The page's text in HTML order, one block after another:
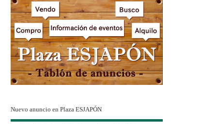
Nuevo anuncio en Plaza ESJAPÓN